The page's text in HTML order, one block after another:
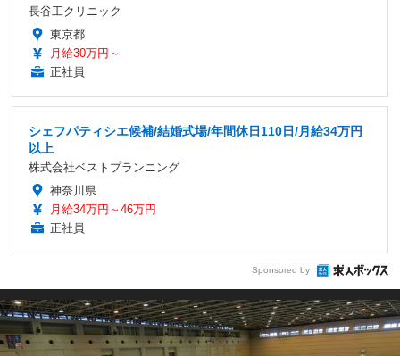
長谷工クリニック
東京都
月給30万円～
正社員
シェフパティシエ候補/結婚式場/年間休日110日/月給34万円
以上
株式会社ベストプランニング
神奈川県
月給34万円～46万円
正社員
Sponsored by